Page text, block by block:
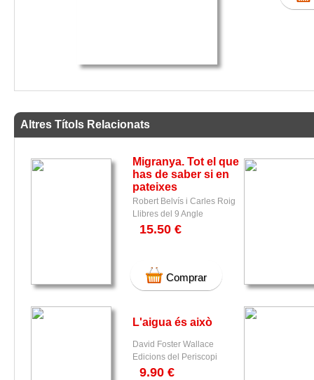
Altres Títols Relacionats
Migranya. Tot el que
has de saber si en
pateixes
Robert Belvís i Carles Roig
Llibres del 9 Angle
15.50 €
Comprar
L'aigua és això
David Foster Wallace
Edicions del Periscopi
9.90 €